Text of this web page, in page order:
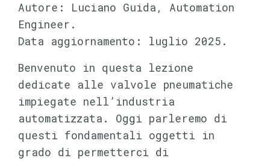
Autore: Luciano Guida, Automation
Engineer.
Data aggiornamento: luglio 2025.
Benvenuto in questa lezione
dedicate alle valvole pneumatiche
impiegate nell’industria
automatizzata. Oggi parleremo di
questi fondamentali oggetti in
grado di permetterci di